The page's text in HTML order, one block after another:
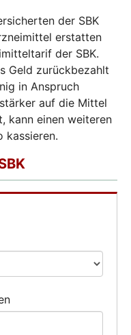
der SBK
erstatten
der SBK.
Geld zurückbezahlt
in Anspruch
auf die Mittel
kann einen weiteren
kassieren.